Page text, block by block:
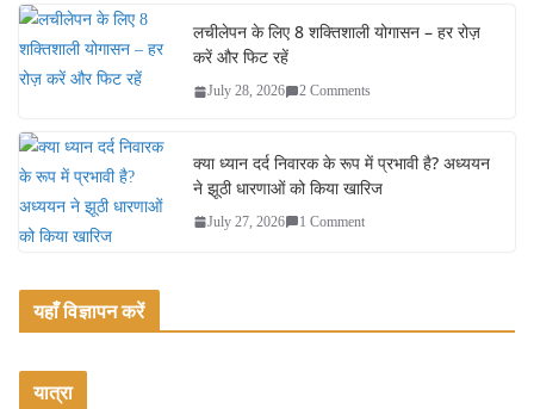
लचीलेपन के लिए 8 शक्तिशाली योगासन – हर रोज़
करें और फिट रहें
July 28, 2026 2 Comments
क्या ध्यान दर्द निवारक के रूप में प्रभावी है? अध्ययन
ने झूठी धारणाओं को किया खारिज
July 27, 2026 1 Comment
यहाँ विज्ञापन करें
यात्रा